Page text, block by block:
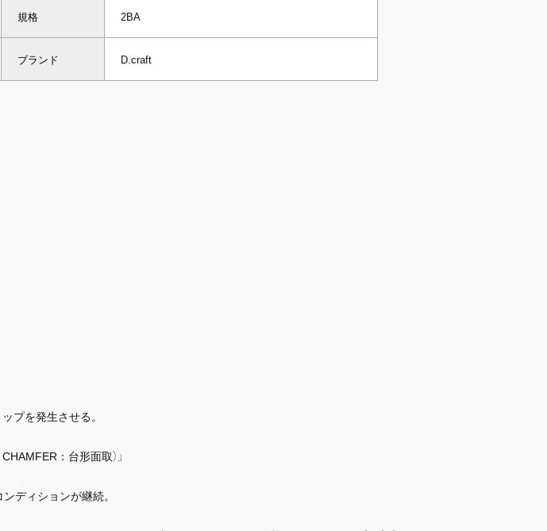
規格 2BA
ブランド D.craft
プを発生させる。
：台形面取）」
ディションが継続。